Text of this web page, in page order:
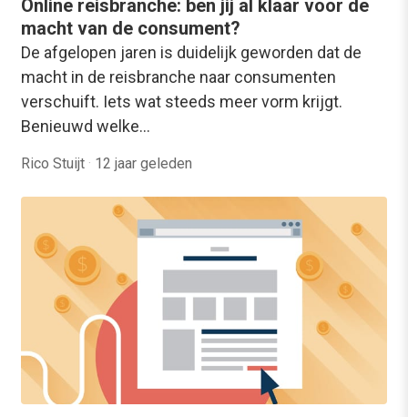
Online reisbranche: ben jij al klaar voor de
macht van de consument?
De afgelopen jaren is duidelijk geworden dat de
macht in de reisbranche naar consumenten
verschuift. Iets wat steeds meer vorm krijgt.
Benieuwd welke…
Rico Stuijt · 12 jaar geleden